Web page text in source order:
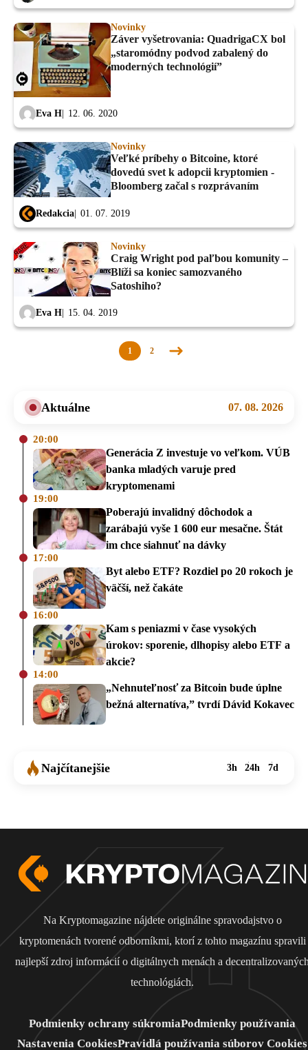
Novinky
Záver vyšetrovania: QuadrigaCX bol
„staromódny podvod zabalený do
moderných technológií”
Eva H 12. 06. 2020
Novinky
Veľké príbehy o Bitcoine, ktoré
dovedú svet k adopcii kryptomien -
Bloomberg začal s rozprávaním
Redakcia 01. 07. 2019
Novinky
Craig Wright pod paľbou komunity –
Blíži sa koniec samozvaného
Satoshiho?
Eva H 15. 04. 2019
1 2
Nasledujúca
Aktuálne 07. 08. 2026
20:00
Generácia Z investuje vo veľkom. VÚB
banka mladých varuje pred
kryptomenami
19:00
Poberajú invalidný dôchodok a
zarábajú vyše 1 600 eur mesačne. Štát
im chce siahnuť na dávky
17:00
Byt alebo ETF? Rozdiel po 20 rokoch je
väčší, než čakáte
16:00
Kam s peniazmi v čase vysokých
úrokov: sporenie, dlhopisy alebo ETF a
akcie?
14:00
„Nehnuteľnosť za Bitcoin bude úplne
bežná alternatíva,” tvrdí Dávid Kokavec
Najčítanejšie 3h 24h 7d
Na Kryptomagazine nájdete originálne spravodajstvo o
kryptomenách tvorené odborníkmi, ktorí z tohto magazínu spravili
najlepší zdroj informácií o digitálnych menách a
technológiách.
Podmienky ochrany súkromiaPodmienky používania
Nastavenia CookiesPravidlá používania súborov Cookies